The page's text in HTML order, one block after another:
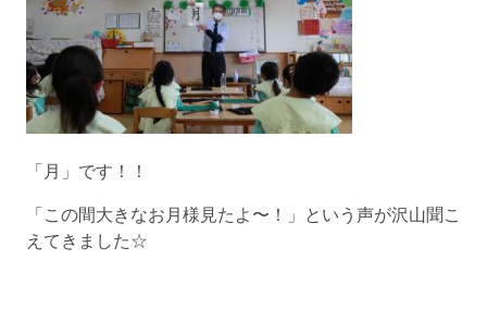
「月」です！！
「この間大きなお月様見たよ〜！」という声が沢山聞こ
えてきました☆